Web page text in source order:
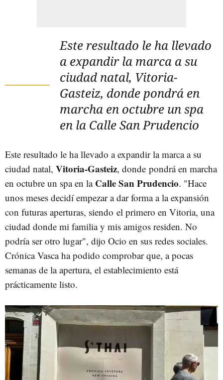
Este resultado le ha llevado
a expandir la marca a su
ciudad natal, Vitoria-
Gasteiz, donde pondrá en
marcha en octubre un spa
en la Calle San Prudencio
Este resultado le ha llevado a expandir la marca a su
ciudad natal, Vitoria-Gasteiz, donde pondrá en marcha
en octubre un spa en la Calle San Prudencio. "Hace
unos meses decidí empezar a dar forma a la expansión
con futuras aperturas, siendo el primero en Vitoria, una
ciudad donde mi familia y mis amigos residen. No
podría ser otro lugar", dijo Ocio en sus redes sociales.
Crónica Vasca ha podido comprobar que, a pocas
semanas de la apertura, el establecimiento está
prácticamente listo.